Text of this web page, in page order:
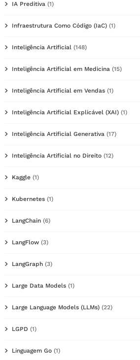
IA Preditiva (1)
Infraestrutura Como Código (IaC) (1)
Inteligência Artificial (148)
Inteligência Artificial em Medicina (15)
Inteligência Artificial em Vendas (1)
Inteligência Artificial Explicável (XAI) (1)
Inteligência Artificial Generativa (17)
Inteligência Artificial no Direito (12)
Kaggle (1)
Kubernetes (1)
LangChain (6)
LangFlow (3)
LangGraph (3)
Large Data Models (1)
Large Language Models (LLMs) (22)
LGPD (1)
Linguagem Go (1)